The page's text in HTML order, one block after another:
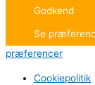
Godkend
Se
præferencer
Cookiepolitik